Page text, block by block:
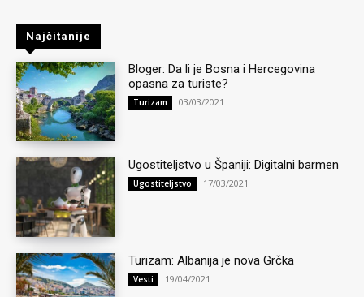
Najčitanije
Bloger: Da li je Bosna i Hercegovina
opasna za turiste?
Turizam 03/03/2021
Ugostiteljstvo u Španiji: Digitalni barmen
Ugostiteljstvo 17/03/2021
Turizam: Albanija je nova Grčka
Vesti 19/04/2021